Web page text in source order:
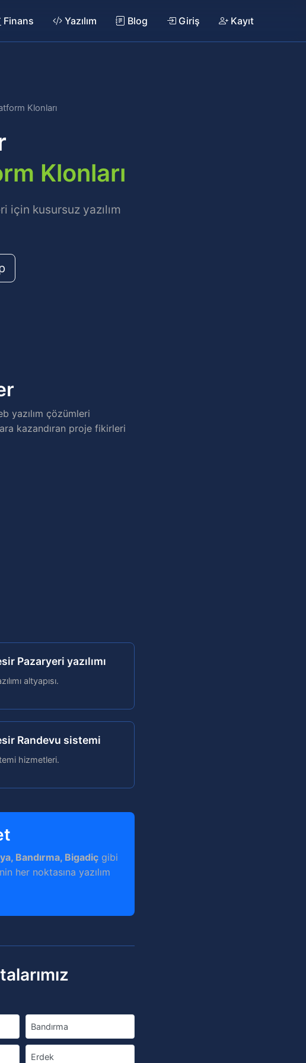
Finans Yazılım Blog Giriş Kayıt
Klonları
Klonları
için kusursuz yazılım
yazılım çözümleri
kazandıran proje fikirleri
Pazaryeri yazılımı
altyapısı.
Randevu sistemi
hizmetleri.
Bandırma, Bigadiç gibi
her noktasına yazılım
Bandırma
Erdek